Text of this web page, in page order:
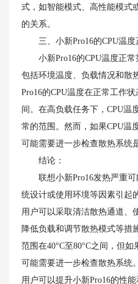
式，如智能模式、高性能模式
的关系。
三、小新Pro16的CPU温度
小新Pro16的CPU温度正常
包括环境温度、负载情况和散
Pro16的CPU温度在正常工作
间。在高负载任务下，CPU温
常的范围。然而，如果CPU温
可能需要进一步检查散热系统
结论：
联想小新Pro16发热严重可
统设计或使用环境等因素引起
用户可以采取清洁散热通道、
降低负载和调节散热模式等措
范围在40°C至80°C之间，但如
可能需要进一步检查散热系统
用户可以提升小新Pro16的性